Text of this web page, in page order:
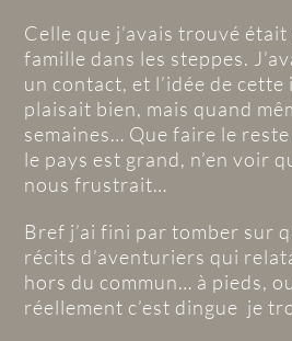
Celle que j’avais trouvé était
famille dans les steppes.
un contact, et l’idée de
plaisait bien, mais quand
semaines… Que faire le
le pays est grand, n’en voir
nous frustrait…
Bref j’ai fini par tomber sur
récits d’aventuriers qui
hors du commun… à pieds,
réellement c’est dingue je